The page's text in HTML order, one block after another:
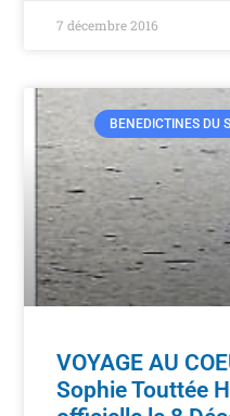
7 décembre 2016
BENEDICTINES DU
VOYAGE AU
Sophie Touttée